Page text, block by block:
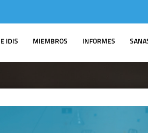
IDIS MIEMBROS INFORMES